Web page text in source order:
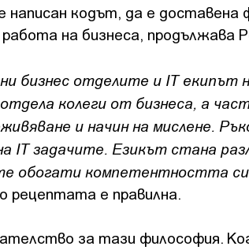
написан кодът, да е
на бизнеса, продължава
бизнес отделите и IT екипът
колеги от бизнеса, а
и начин на мислене.
IT задачите. Езикът стана
обогати компетентността си
рецептата е правилна.
за тази философия.